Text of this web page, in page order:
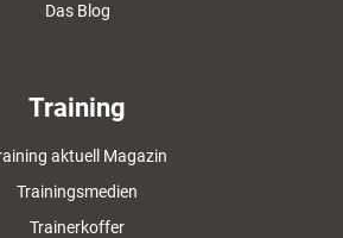
Das Blog
Training
aktuell Magazin
Trainingsmedien
Trainerkoffer